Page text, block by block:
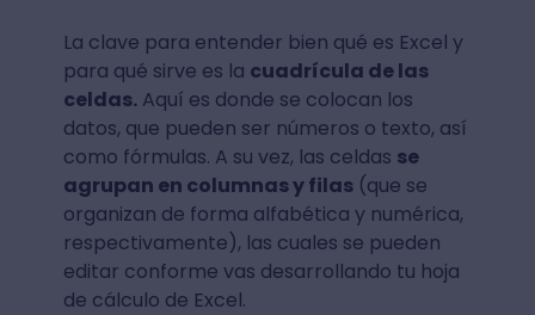
La clave para entender bien qué es Excel y
para qué sirve es la cuadrícula de las
celdas.Aquí es donde se colocan los
datos, que pueden ser números o texto, así
como fórmulas. A su vez, las celdas se
agrupan en columnas y filas(que se
organizan de forma alfabética y numérica,
respectivamente), las cuales se pueden
editar conforme vas desarrollando tu hoja
de cálculo de Excel.